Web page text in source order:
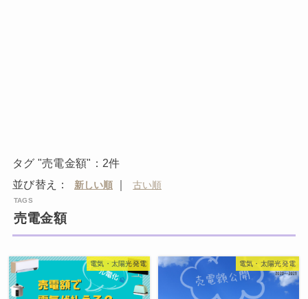
タグ "売電金額"：2件
並び替え：
｜
売電金額
電気・太陽光発電 電気・太陽光発電